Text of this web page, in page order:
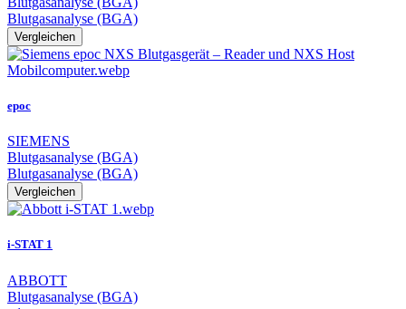
Blutgasanalyse (BGA)
Vergleichen
epoc
SIEMENS
Blutgasanalyse (BGA)
Blutgasanalyse (BGA)
Vergleichen
i-STAT 1
ABBOTT
Blutgasanalyse (BGA)